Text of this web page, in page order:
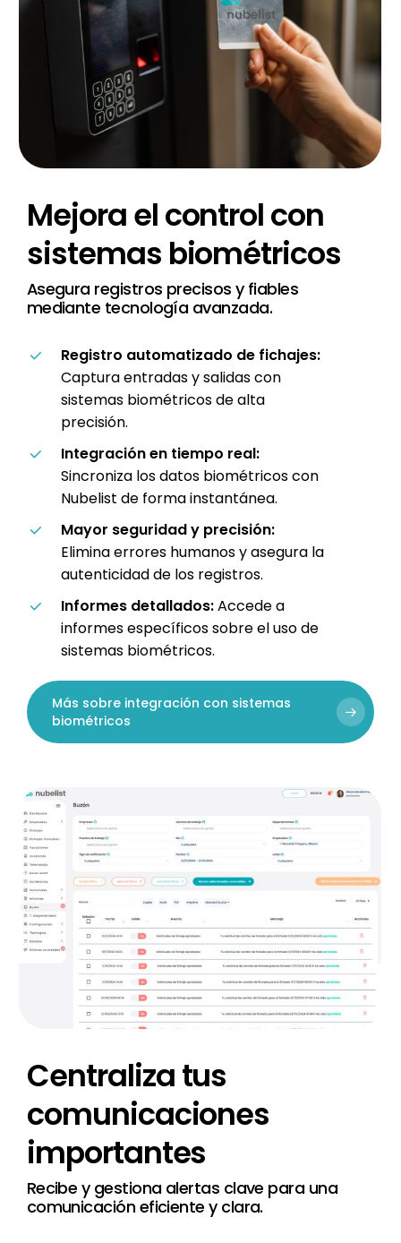
Mejoraelcontrolcon
sistemas biométricos
Asegura registros precisos y fiables
mediante tecnología avanzada.
Registro automatizado de fichajes:
Captura entradas y salidas con
sistemas biométricos de alta
precisión.
Integración en tiempo real:
Sincroniza los datos biométricos con
Nubelist de forma instantánea.
Mayor seguridad y precisión:
Elimina errores humanos y asegura la
autenticidad de los registros.
Informes detallados:Accede a
informes específicos sobre el uso de
sistemas biométricos.
Más sobre integración con sistemas
biométricos
Centralizatus
comunicaciones
importantes
Recibe y gestiona alertas clave para una
comunicación eficiente y clara.